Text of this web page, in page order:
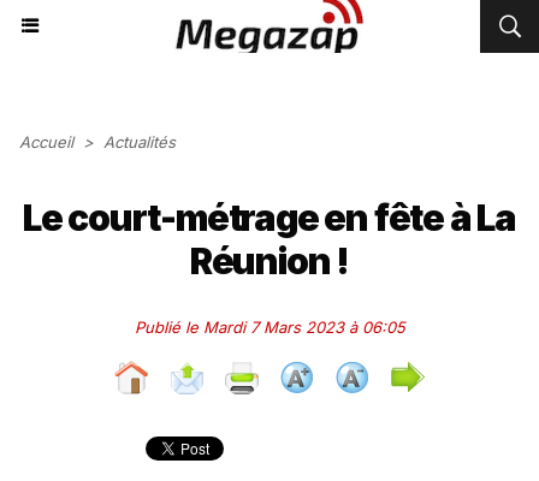
Accueil > Actualités
Le court-métrage en fête à La
Réunion !
Publié le Mardi 7 Mars 2023 à 06:05